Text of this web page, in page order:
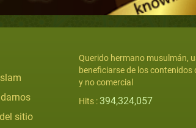
sitio
Querido hermano musulmán,
beneficiarse de los contenidos
y no comercial
Hits : 394,324,057